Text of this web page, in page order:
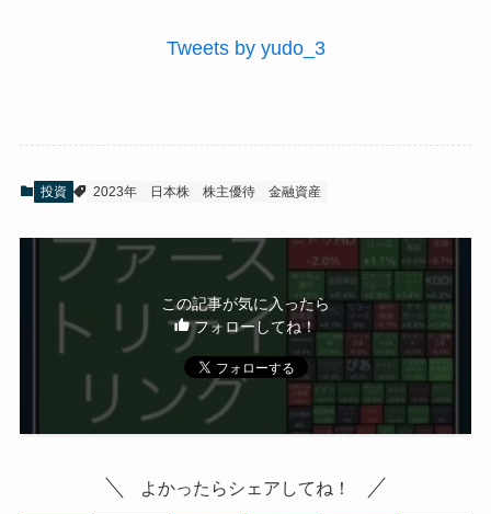
Tweets by yudo_3
投資 2023年 日本株 株主優待 金融資産
この記事が気に入ったら
フォローしてね！
よかったらシェアしてね！